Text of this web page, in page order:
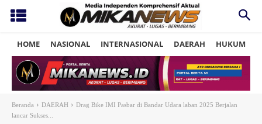
HOME NASIONAL INTERNASIONAL DAERAH HUKUM
Beranda DAERAH
Drag Bike IMI Pasbar di Bandar Udara laban 2025 Berjalan
lancar Sukses...